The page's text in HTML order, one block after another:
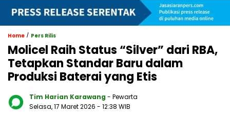
Home / Pers Rilis
Molicel Raih Status “Silver” dari RBA,
Tetapkan Standar Baru dalam
Produksi Baterai yang Etis
Tim Harian Karawang - Pewarta
Selasa, 17 Maret 2026 - 12:38 WIB